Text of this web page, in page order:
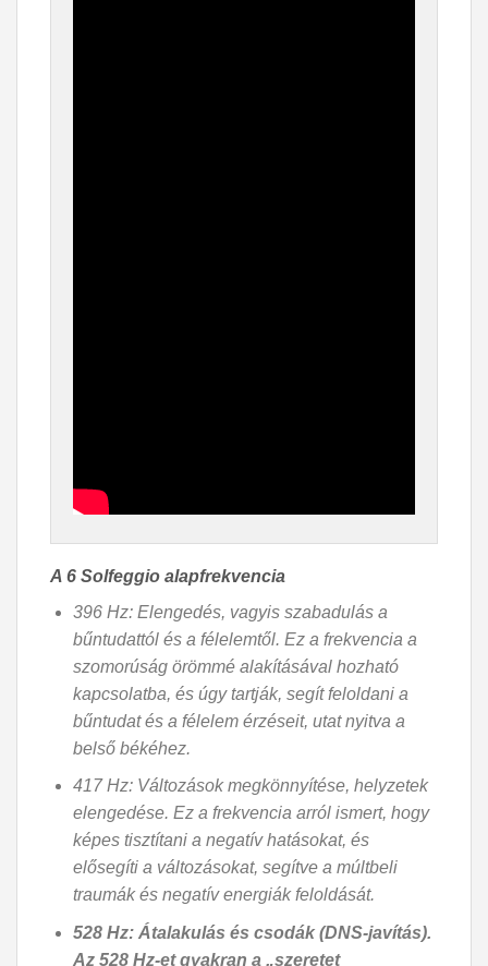
A 6 Solfeggio alapfrekvencia
396 Hz: Elengedés, vagyis szabadulás a
bűntudattól és a félelemtől. Ez a frekvencia a
szomorúság örömmé alakításával hozható
kapcsolatba, és úgy tartják, segít feloldani a
bűntudat és a félelem érzéseit, utat nyitva a
belső békéhez.
417 Hz: Változások megkönnyítése, helyzetek
elengedése. Ez a frekvencia arról ismert, hogy
képes tisztítani a negatív hatásokat, és
elősegíti a változásokat, segítve a múltbeli
traumák és negatív energiák feloldását.
528 Hz: Átalakulás és csodák (DNS-javítás).
Az 528 Hz-et gyakran a „szeretet